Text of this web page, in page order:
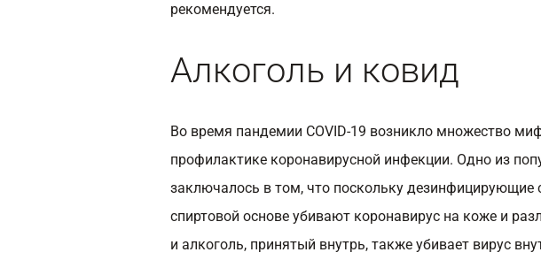
рекомендуется.
Алкоголь и ковид
Во время пандемии COVID-19 возникло множество
профилактике коронавирусной инфекции. Одно из
заключалось в том, что поскольку дезинфицирующие
спиртовой основе убивают коронавирус на коже и
и алкоголь, принятый внутрь, также убивает вирус